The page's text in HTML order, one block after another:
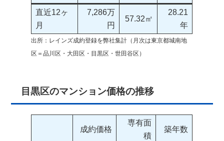
直近12ヶ
月
7,286万
円
57.32㎡
28.21
年
出所：レインズ成約登録を弊社集計（月次は東京都城南地
区＝品川区・大田区・目黒区・世田谷区）
目黒区のマンション価格の推移
成約価格
専有面
積
築年数